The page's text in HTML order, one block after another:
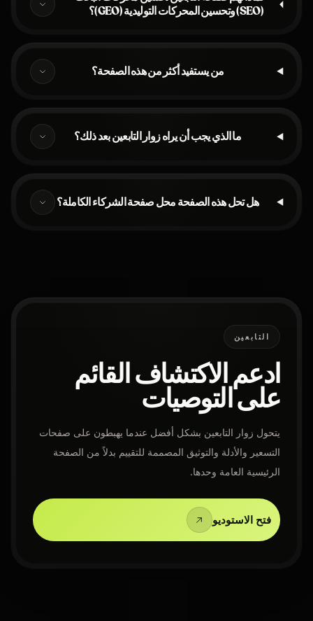
(SEO) وتحسين المحركات التوليدية (GEO)؟
من يستفيد أكثر من هذه الصفحة؟
ما الذي يجب أن يراه زوار التابعين بعد ذلك؟
هل تحل هذه الصفحة محل صفحة الشركاء الكاملة؟
التابعين
ادعم الاكتشاف القائم
على التوصيات
يتحول زوار التابعين بشكل أفضل عندما يهبطون على صفحات
التسعير والأدلة والتوثيق المصممة للتقييم بدلاً من الصفحة
الرئيسية العامة وحدها.
فتح الاستوديو